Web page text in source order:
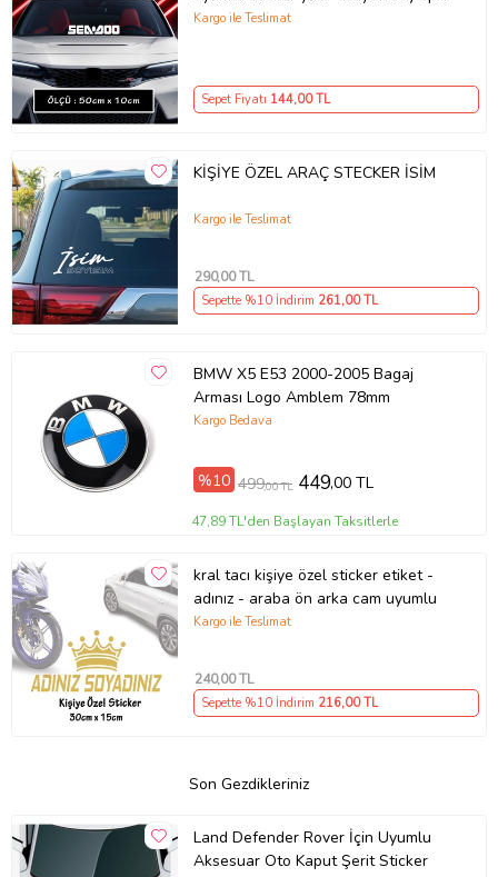
tuning modifiye etiket
Kargo ile Teslimat
Sepet Fiyatı 144,00 TL
KİŞİYE ÖZEL ARAÇ STECKER İSİM
Kargo ile Teslimat
290,00 TL
Sepette %10 İndirim 261,00 TL
BMW X5 E53 2000-2005 Bagaj
Arması Logo Amblem 78mm
Kargo Bedava
%10 499,00 TL 449,00 TL
47,89 TL'den Başlayan Taksitlerle
kral tacı kişiye özel sticker etiket -
adınız - araba ön arka cam uyumlu
Kargo ile Teslimat
240,00 TL
Sepette %10 İndirim 216,00 TL
Son Gezdikleriniz
Land Defender Rover İçin Uyumlu
Aksesuar Oto Kaput Şerit Sticker